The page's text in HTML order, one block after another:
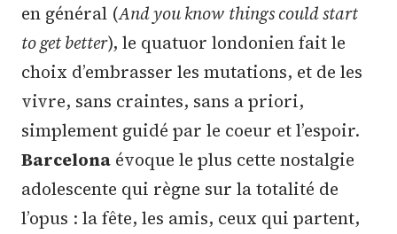
en général (And you know things could start
to get better), le quatuor londonien fait le
choix d’embrasser les mutations, et de les
vivre, sans craintes, sans a priori,
simplement guidé par le coeur et l’espoir.
Barcelona évoque le plus cette nostalgie
adolescente qui règne sur la totalité de
l’opus : la fête, les amis, ceux qui partent,